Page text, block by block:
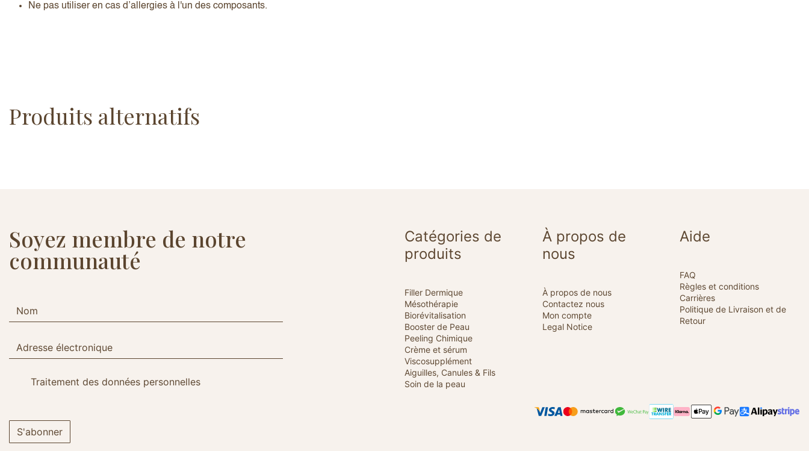
Ne pas utiliser en cas d’allergies à l'un des composants.
Produits alternatifs
Soyez membre de notre
communauté
Traitement des données personnelles
S'abonner
Catégories de
produits
Filler Dermique
Mésothérapie
Biorévitalisation
Booster de Peau
Peeling Chimique
Crème et sérum
Viscosupplément
Aiguilles, Canules & Fils
Soin de la peau
À propos de
nous
À propos de nous
Contactez nous
Mon compte
Legal Notice
Aide
FAQ
Règles et conditions
Carrières
Politique de Livraison et de
Retour